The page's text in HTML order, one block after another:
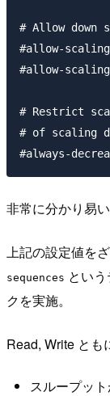
# Allow down
#allow-
#allow-
# Restrict
# of scaling
非常に分かり易
上記の設定値を
sequences とい
クを実施。
Read, Write とも
スループッ